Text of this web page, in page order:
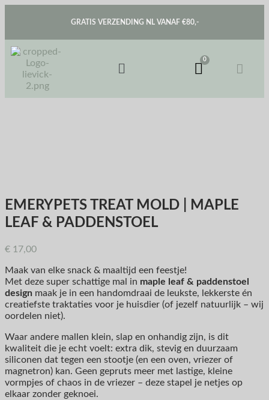
GRATIS VERZENDING NL VANAF €80,-
EMERYPETS TREAT MOLD | MAPLE
LEAF & PADDENSTOEL
€ 17,00
Maak van elke snack & maaltijd een feestje!
Met deze super schattige mal in maple leaf & paddenstoel
design maak je in een handomdraai de leukste, lekkerste én
creatiefste traktaties voor je huisdier (of jezelf natuurlijk – wij
oordelen niet).
Waar andere mallen klein, slap en onhandig zijn, is dit
kwaliteit die je echt voelt: extra dik, stevig en duurzaam
siliconen dat tegen een stootje (en een oven, vriezer of
magnetron) kan. Geen gepruts meer met lastige, kleine
vormpjes of chaos in de vriezer – deze stapel je netjes op
elkaar zonder geknoei.